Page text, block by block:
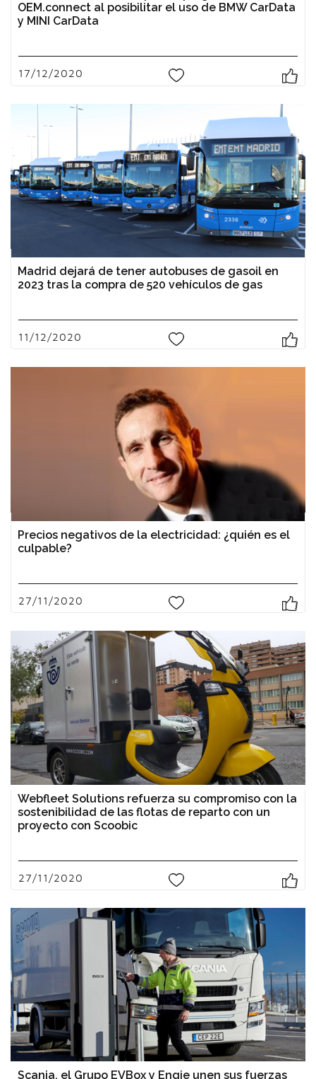
OEM.connect al posibilitar el uso de BMW CarData
y MINI CarData
17/12/2020
Madrid dejará de tener autobuses de gasoil en
2023 tras la compra de 520 vehículos de gas
11/12/2020
Precios negativos de la electricidad: ¿quién es el
culpable?
27/11/2020
Webfleet Solutions refuerza su compromiso con la
sostenibilidad de las flotas de reparto con un
proyecto con Scoobic
27/11/2020
Scania, el Grupo EVBox y Engie unen sus fuerzas